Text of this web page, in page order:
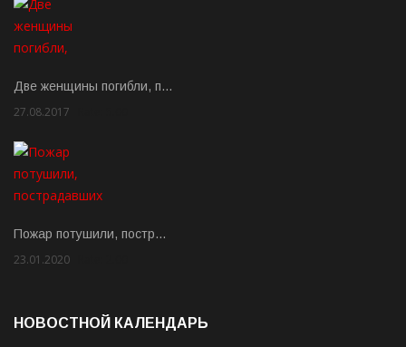
Две женщины погибли, п…
27.08.2017
Пожар потушили, постр…
23.01.2020
НОВОСТНОЙ КАЛЕНДАРЬ